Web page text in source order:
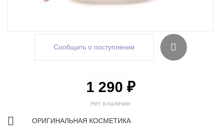
Сообщить о поступлении
Нет в наличии
1 290 ₽
ОРИГИНАЛЬНАЯ КОСМЕТИКА